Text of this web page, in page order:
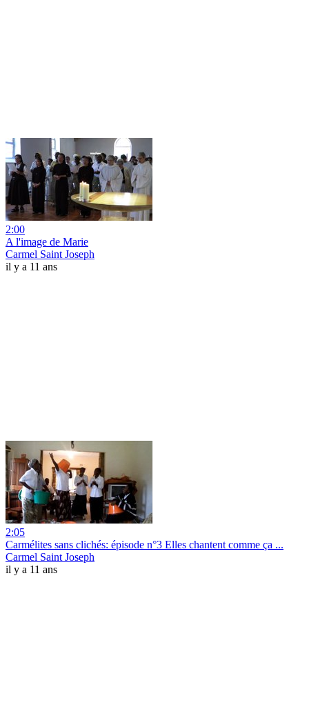
2:00
A l'image de Marie
Carmel Saint Joseph
il y a 11 ans
2:05
Carmélites sans clichés: épisode n°3 Elles chantent comme ça ...
Carmel Saint Joseph
il y a 11 ans